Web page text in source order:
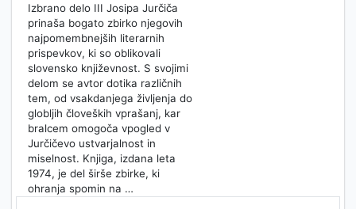
Izbrano delo III Josipa Jurčiča
prinaša bogato zbirko njegovih
najpomembnejših literarnih
prispevkov, ki so oblikovali
slovensko književnost. S svojimi
delom se avtor dotika različnih
tem, od vsakdanjega življenja do
globljih človeških vprašanj, kar
bralcem omogoča vpogled v
Jurčičevo ustvarjalnost in
miselnost. Knjiga, izdana leta
1974, je del širše zbirke, ki
ohranja spomin na …